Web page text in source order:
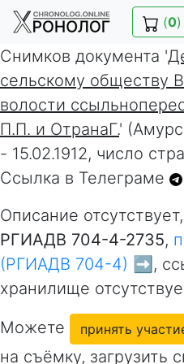
(0)
Снимков документа '
сельскому обществу
волости
П.П. и ОтранаГ.'
- 15.02.1912, число
Ссылка в Телеграме
Описание
РГИАДВ 704-4-2735,
(РГИАДВ 704-4) ➡️ ,
хранилище
Можете принять
на съёмку, загрузить